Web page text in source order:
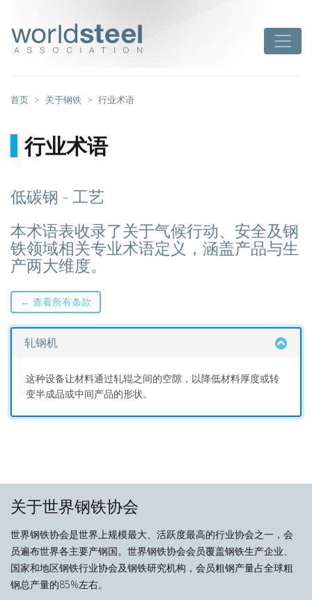
首页 关于钢铁 行业术语
行业术语
低碳钢 - 工艺
本术语表收录了关于气候行动、安全及钢
铁领域相关专业术语定义，涵盖产品与生
产两大维度。
← 查看所有条款
轧钢机
这种设备让材料通过轧辊之间的空隙，以降低材料厚度或转
变半成品或中间产品的形状。
关于世界钢铁协会
世界钢铁协会是世界上规模最大、活跃度最高的行业协会之一，会
员遍布世界各主要产钢国。世界钢铁协会会员覆盖钢铁生产企业、
国家和地区钢铁行业协会及钢铁研究机构，会员粗钢产量占全球粗
钢总产量的85%左右。